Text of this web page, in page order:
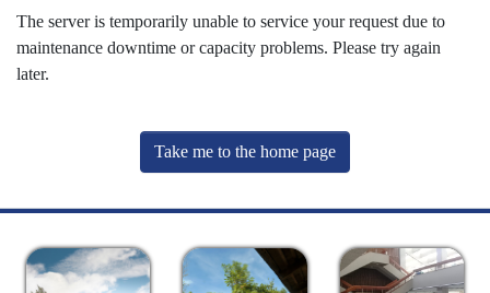
The server is temporarily unable to service your request due to
maintenance downtime or capacity problems. Please try again
later.
Take me to the home page